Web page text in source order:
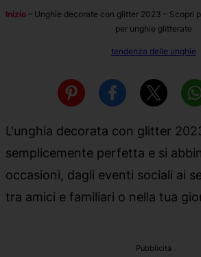
Inizio – Unghie decorate con glitter 2023 – Scopri
per unghie glitterate
tendenza delle unghie
L'unghia decorata con glitter
semplicemente perfetta e si
occasioni, dagli eventi sociali ai
tra amici e familiari o nella tua
Pubblicità